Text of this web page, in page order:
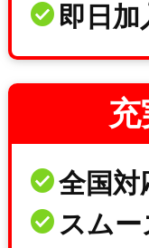
即日加
充
全国対
スム